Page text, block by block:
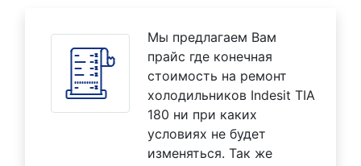
Мы предлагаем Вам
прайс где конечная
стоимость на ремонт
холодильников Indesit TIA
180 ни при каких
условиях не будет
изменяться. Так же